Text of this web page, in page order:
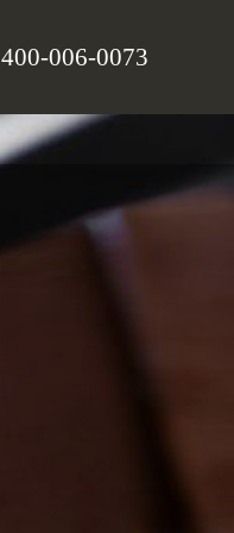
400-006-0073